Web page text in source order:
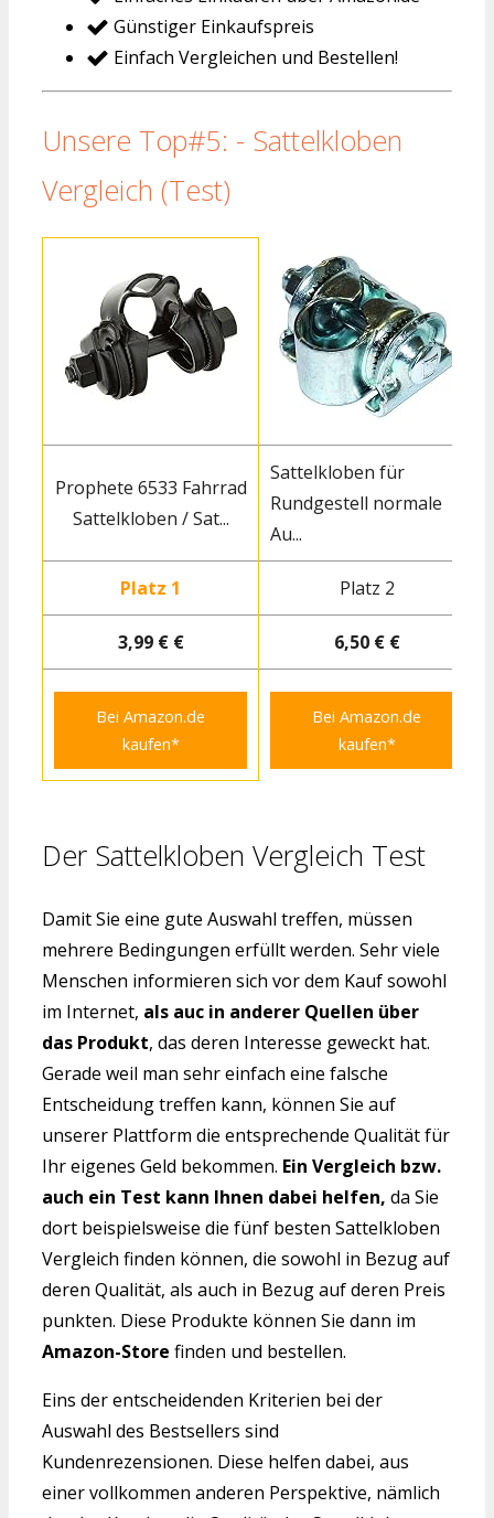
Günstiger Einkaufspreis
Einfach Vergleichen und Bestellen!
Unsere Top#5: - Sattelkloben
Vergleich (Test)
Prophete 6533 Fahrrad
Sattelkloben / Sat...
Sattelkloben für
Rundgestell normale
Au...
Platz 1 Platz 2
3,99 € € 6,50 € €
Bei Amazon.de
kaufen*
Bei Amazon.de
kaufen*
Der Sattelkloben Vergleich Test
Damit Sie eine gute Auswahl treffen, müssen
mehrere Bedingungen erfüllt werden. Sehr viele
Menschen informieren sich vor dem Kauf sowohl
im Internet, als auc in anderer Quellen über
das Produkt, das deren Interesse geweckt hat.
Gerade weil man sehr einfach eine falsche
Entscheidung treffen kann, können Sie auf
unserer Plattform die entsprechende Qualität für
Ihr eigenes Geld bekommen. Ein Vergleich bzw.
auch ein Test kann Ihnen dabei helfen, da Sie
dort beispielsweise die fünf besten Sattelkloben
Vergleich finden können, die sowohl in Bezug auf
deren Qualität, als auch in Bezug auf deren Preis
punkten. Diese Produkte können Sie dann im
Amazon-Store finden und bestellen.
Eins der entscheidenden Kriterien bei der
Auswahl des Bestsellers sind
Kundenrezensionen. Diese helfen dabei, aus
einer vollkommen anderen Perspektive, nämlich